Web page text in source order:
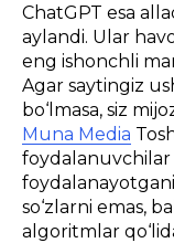
ChatGPT esa
aylandi. Ular
eng ishonchli
Agar saytingiz
bo‘lmasa, siz
Muna Media
foydalanuvchilar
so‘zlarni emas,
algoritmlar